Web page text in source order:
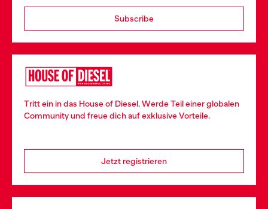
Subscribe
Tritt ein in das House of Diesel. Werde Teil einer globalen
Community und freue dich auf exklusive Vorteile.
Jetzt registrieren